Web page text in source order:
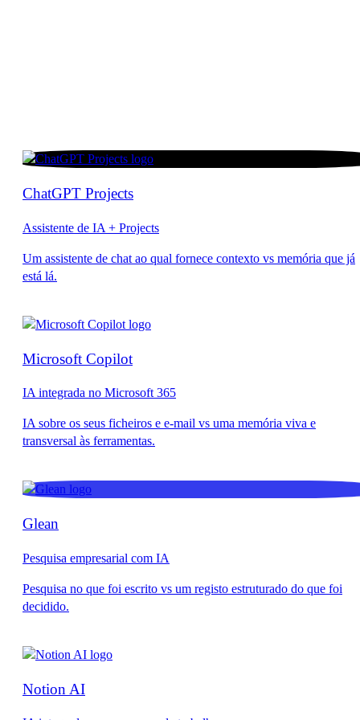
ChatGPT Projects
Assistente de IA + Projects
Microsoft Copilot
IA integrada no Microsoft 365
Glean
Pesquisa empresarial com IA
Notion AI